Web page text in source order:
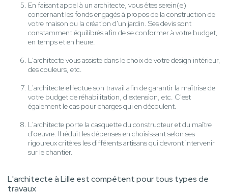
En faisant appel à un architecte, vous êtes serein(e)
concernant les fonds engagés à propos de la construction de
votre maison ou la création d'un jardin. Ses devis sont
constamment équilibrés afin de se conformer à votre budget,
en temps et en heure.
L'architecte vous assiste dans le choix de votre design intérieur,
des couleurs, etc.
L'architecte effectue son travail afin de garantir la maîtrise de
votre budget de réhabilitation, d'extension, etc. C'est
également le cas pour charges qui en découlent.
L'architecte porte la casquette du constructeur et du maître
d'oeuvre. Il réduit les dépenses en choisissant selon ses
rigoureux critères les différents artisans qui devront intervenir
sur le chantier.
L'architecte à Lille est compétent pour tous types de
travaux